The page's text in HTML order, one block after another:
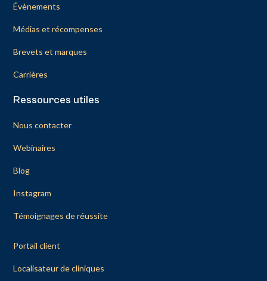
Évènements
Médias et récompenses
Brevets et marques
Carrières
Ressources utiles
Nous contacter
Webinaires
Blog
Instagram
Témoignages de réussite
Portail client
Localisateur de cliniques